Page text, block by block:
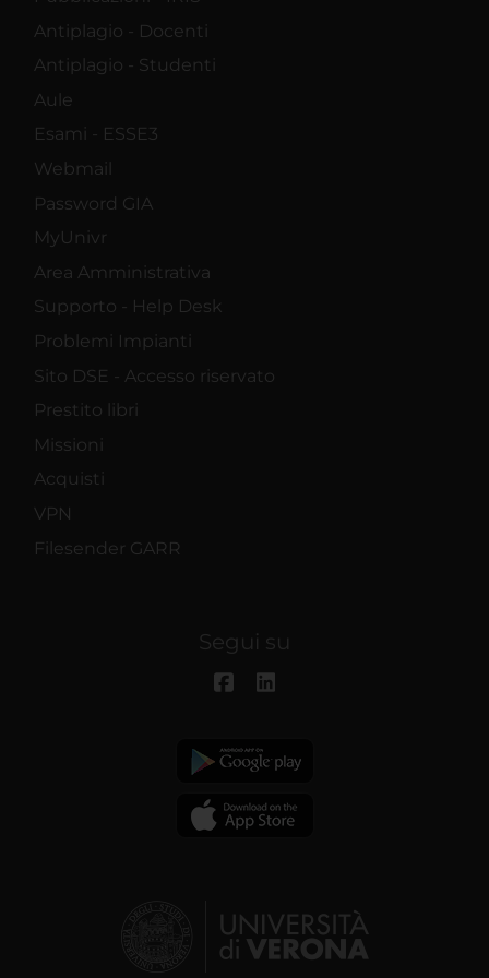
Antiplagio - Docenti
Antiplagio - Studenti
Aule
Esami - ESSE3
Webmail
Password GIA
MyUnivr
Area Amministrativa
Supporto - Help Desk
Problemi Impianti
Sito DSE - Accesso riservato
Prestito libri
Missioni
Acquisti
VPN
Filesender GARR
Segui su